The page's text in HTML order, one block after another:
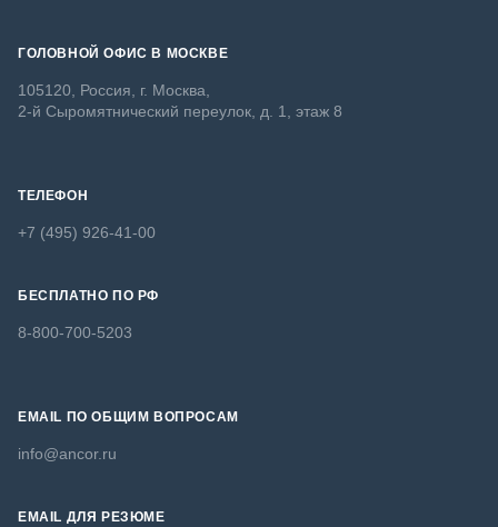
ГОЛОВНОЙ ОФИС В МОСКВЕ
105120, Россия, г. Москва,
2-й Сыромятнический переулок, д. 1, этаж 8
ТЕЛЕФОН
+7 (495) 926-41-00
БЕСПЛАТНО ПО РФ
8-800-700-5203
EMAIL ПО ОБЩИМ ВОПРОСАМ
info@ancor.ru
EMAIL ДЛЯ РЕЗЮМЕ